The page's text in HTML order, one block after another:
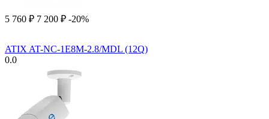
5 760 ₽ 7 200 ₽ -20%
ATIX AT-NC-1E8M-2.8/MDL (12Q)
0.0